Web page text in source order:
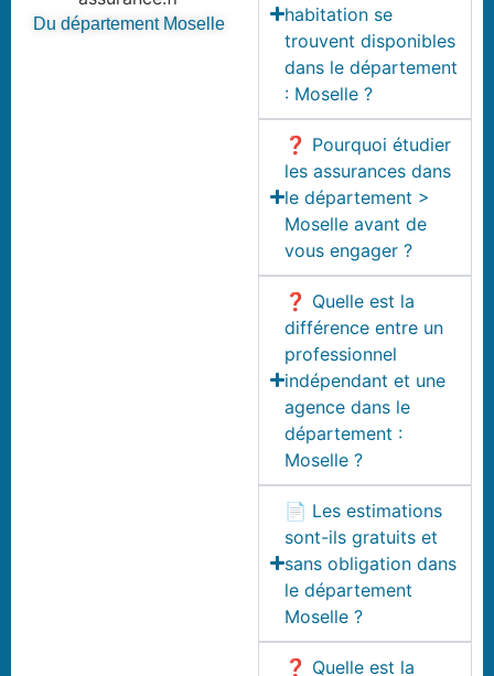
Du département Moselle
habitation se
trouvent disponibles
dans le département
: Moselle ?
❓ Pourquoi étudier
les assurances dans
le département >
Moselle avant de
vous engager ?
❓ Quelle est la
différence entre un
professionnel
indépendant et une
agence dans le
département :
Moselle ?
📄 Les estimations
sont-ils gratuits et
sans obligation dans
le département
Moselle ?
❓ Quelle est la